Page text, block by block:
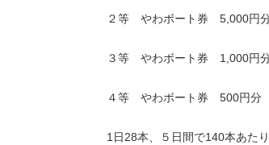
２等 やわボート券 5,000円
３等 やわボート券 1,000円
４等 やわボート券 500円分
1日28本、５日間で140本あた